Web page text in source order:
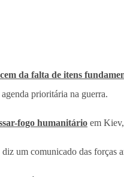
da falta de itens
prioritária na guerra.
fogo humanitário em
um comunicado das forças